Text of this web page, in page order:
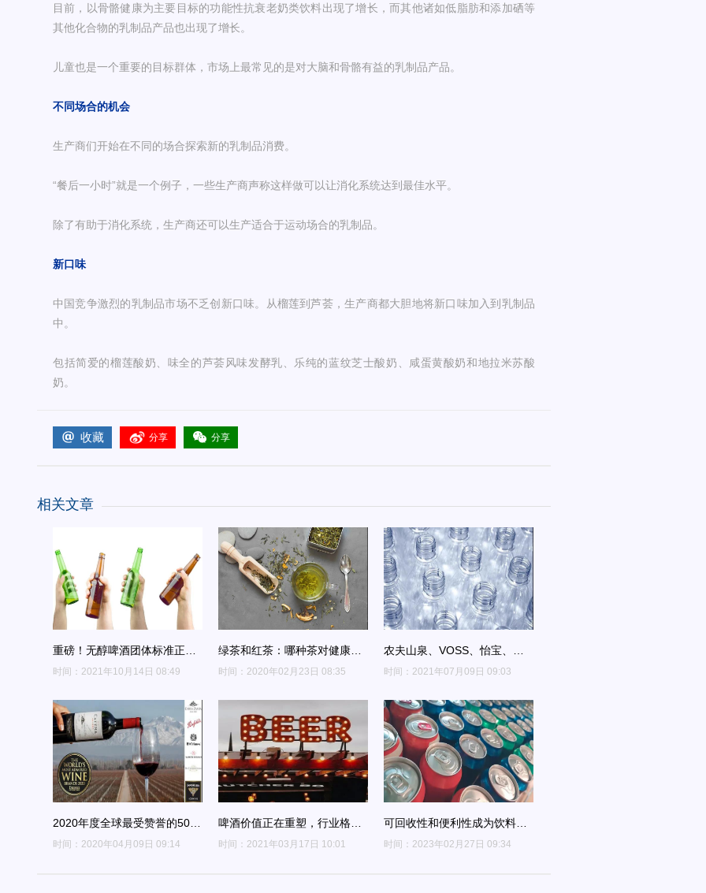
目前，以骨骼健康为主要目标的功能性抗衰老奶类饮料出现了增长，而其他诸如低脂肪和添加硒等
其他化合物的乳制品产品也出现了增长。
儿童也是一个重要的目标群体，市场上最常见的是对大脑和骨骼有益的乳制品产品。
不同场合的机会
生产商们开始在不同的场合探索新的乳制品消费。
“餐后一小时”就是一个例子，一些生产商声称这样做可以让消化系统达到最佳水平。
除了有助于消化系统，生产商还可以生产适合于运动场合的乳制品。
新口味
中国竞争激烈的乳制品市场不乏创新口味。从榴莲到芦荟，生产商都大胆地将新口味加入到乳制品
中。
包括简爱的榴莲酸奶、味全的芦荟风味发酵乳、乐纯的蓝纹芝士酸奶、咸蛋黄酸奶和地拉米苏酸
奶。
收藏 分享 分享
相关文章
重磅！无醇啤酒团体标准正式
发布
时间：2021年10月14日 08:49
绿茶和红茶：哪种茶对健康更
有益？
时间：2020年02月23日 08:35
农夫山泉、VOSS、怡宝、中
粮悦活等瓶装水新品盘点，您
时间：2021年07月09日 09:03
2020年度全球最受赞誉的50个
葡萄酒品牌
时间：2020年04月09日 09:14
啤酒价值正在重塑，行业格局
生变！
时间：2021年03月17日 10:01
可回收性和便利性成为饮料企
业选择铝包装的影响因素！
时间：2023年02月27日 09:34